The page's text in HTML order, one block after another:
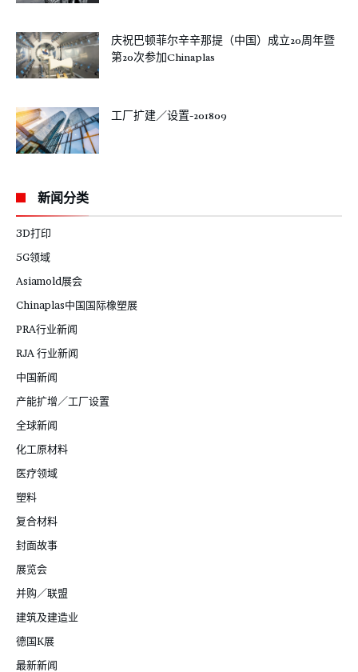
庆祝巴顿菲尔辛辛那提（中国）成立20周年暨
第20次参加Chinaplas
工厂扩建／设置-201809
新闻分类
3D打印
5G领域
Asiamold展会
Chinaplas中国国际橡塑展
PRA行业新闻
RJA 行业新闻
中国新闻
产能扩增／工厂设置
全球新闻
化工原材料
医疗领域
塑料
复合材料
封面故事
展览会
并购／联盟
建筑及建造业
德国K展
最新新闻